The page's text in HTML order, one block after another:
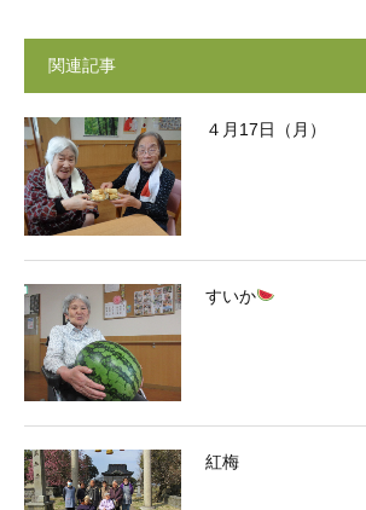
関連記事
４月17日（月）
すいか
紅梅